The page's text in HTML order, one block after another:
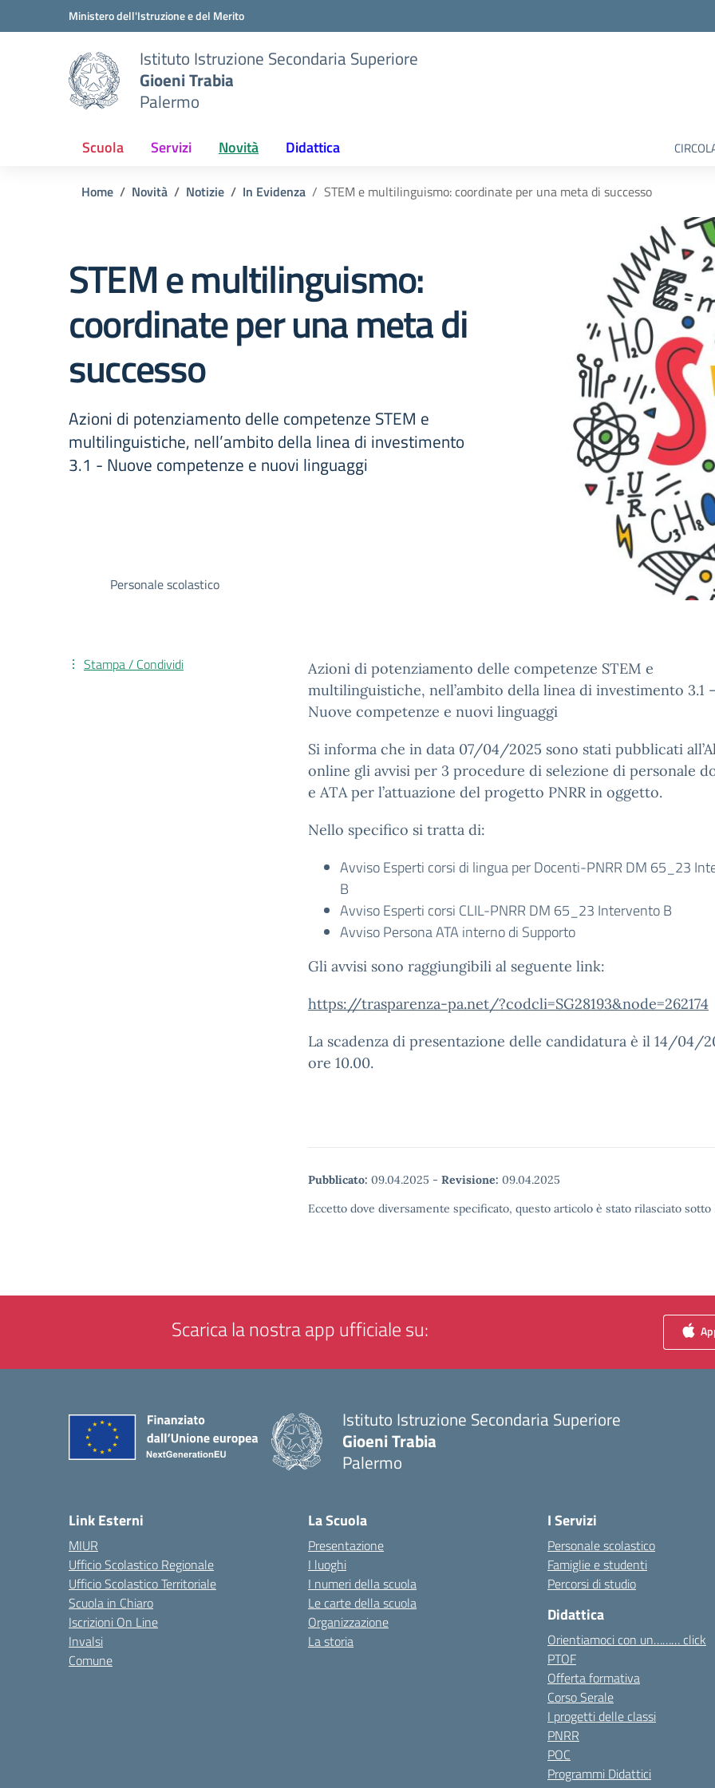
Vai ai contenuti
Vai al menu di navigazioneMinistero dell'Istruzione e del Merito
Istituto Istruzione Secondaria Superiore
Gioeni Trabia
Palermo
Scuola Servizi Novità Didattica
Home Novità Notizie In Evidenza STEM e multilinguismo: coordinate per una meta di successo
STEM e multilinguismo:
coordinate per una meta di
successo
Azioni di potenziamento delle competenze STEM e
multilinguistiche, nell’ambito della linea di investimento
3.1 - Nuove competenze e nuovi linguaggi
Personale scolastico
Azioni di potenziamento delle competenze STEM e
multilinguistiche, nell’ambito della linea di investimento 3.1
Nuove competenze e nuovi linguaggi
Si informa che in data 07/04/2025 sono stati pubblicati
online gli avvisi per 3 procedure di selezione di personale
e ATA per l’attuazione del progetto PNRR in oggetto.
Nello specifico si tratta di:
Avviso Esperti corsi di lingua per Docenti-PNRR DM 65_23
B
Avviso Esperti corsi CLIL-PNRR DM 65_23 Intervento B
Avviso Persona ATA interno di Supporto
Gli avvisi sono raggiungibili al seguente link:
https://trasparenza-pa.net/?codcli=SG28193&node=262174
La scadenza di presentazione delle candidatura è il 14/04/
ore 10.00.
Pubblicato: 09.04.2025 - Revisione: 09.04.2025
Eccetto dove diversamente specificato, questo articolo è stato rilasciato
Stampa / Condividi
Scarica la nostra app ufficiale su:
Istituto Istruzione Secondaria Superiore
Gioeni Trabia
Palermo
Link Esterni
MIUR
Ufficio Scolastico Regionale
Ufficio Scolastico Territoriale
Scuola in Chiaro
Iscrizioni On Line
Invalsi
Comune
La Scuola
Presentazione
I luoghi
I numeri della scuola
Le carte della scuola
Organizzazione
La storia
I Servizi
Personale scolastico
Famiglie e studenti
Percorsi di studio
Didattica
Orientiamoci con un……… click
PTOF
Offerta formativa
Corso Serale
I progetti delle classi
PNRR
POC
Programmi Didattici